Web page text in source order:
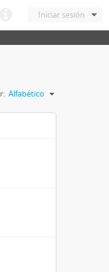
Iniciar sesión
Alfabético